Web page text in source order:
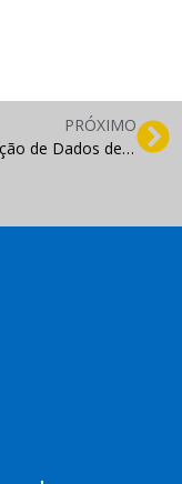
PRÓXIMO
A Integração de Dados de Busca com Estratégias de CRM: O Caminho para Relacionamentos Mais Eficientes